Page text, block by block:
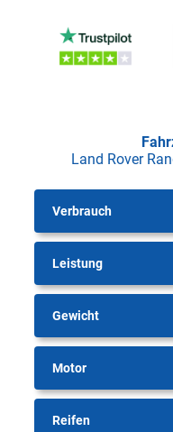
Land Rover
Verbrauch
Leistung
Gewicht
Motor
Reifen